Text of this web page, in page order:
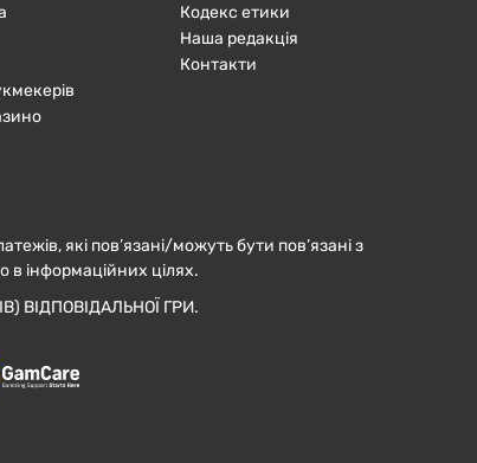
Кодекс етики
Наша редакція
Контакти
які пов’язані/можуть бути пов’язані з
в інформаційних цілях.
ВІДПОВІДАЛЬНОЇ ГРИ.